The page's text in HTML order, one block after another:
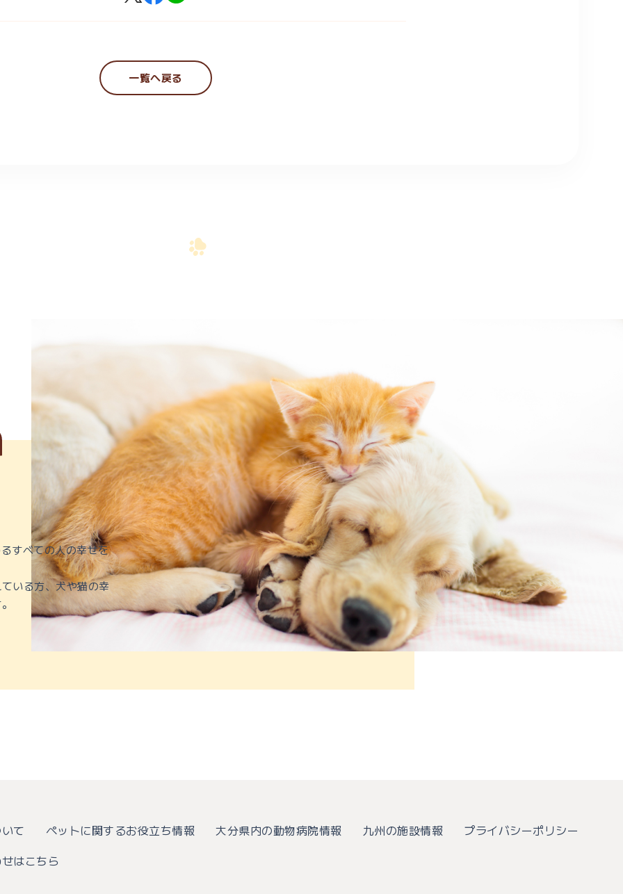
一覧へ戻る
すべての人の幸せを
いる方、犬や猫の幸
て ペットに関するお役立ち情報 大分県内の動物病院情報 九州の施設情報
プライバシーポリシー
はこちら